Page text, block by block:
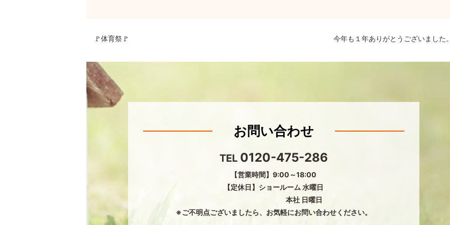
🚩体育祭🚩 今年も１年ありがとうございました
お問い合わせ
TEL 0120-475-286
【営業時間】9:00～18:00
【定休日】ショールーム 水曜日
本社 日曜日
※ご不明点ございましたら、 お気軽にお問い合わせください。